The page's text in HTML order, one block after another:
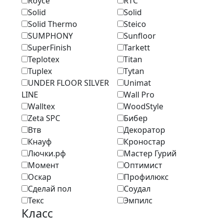
Solid
Solid
Solid Thermo
Steico
SUMPHONY
Sunfloor
SuperFinish
Tarkett
Teplotex
Titan
Tuplex
Tytan
UNDER FLOOR SILVER
LINE
Unimat
Wall Pro
Walltex
WoodStyle
Zeta SPC
Бибер
Втв
Декоратор
Кнауф
Кроностар
Лючки.рф
Мастер Гурий
Момент
Оптимист
Оскар
Профилюкс
Сделай пол
Соудал
Текс
Эмпилс
Класс